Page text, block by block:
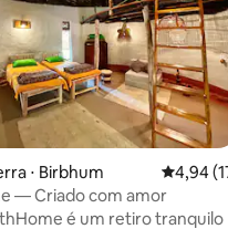
de 5, 162 avaliações
⋅ Birbhum 4,94 de
4,94
— Criado com amor
é um retiro tranquilo